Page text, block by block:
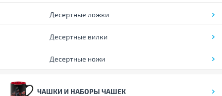
Десертные ложки
Десертные вилки
Десертные ножи
ЧАШКИ И НАБОРЫ ЧАШЕК